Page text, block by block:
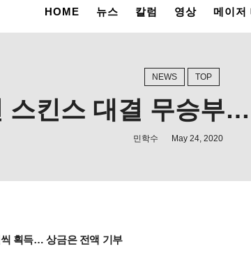
HOME 뉴스 칼럼 영상 메이저
NEWS TOP
스킨스 대결 무승부
민학수 May 24, 2020
획득… 상금은 전액 기부